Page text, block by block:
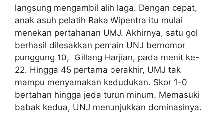
langsung mengambil alih laga. Dengan cepat,
anak asuh pelatih Raka Wipentra itu mulai
menekan pertahanan UMJ. Akhirnya, satu gol
berhasil dilesakkan pemain UNJ bernomor
punggung 10, Gillang Harjian, pada menit ke-
22. Hingga 45 pertama berakhir, UMJ tak
mampu menyamakan kedudukan. Skor 1-0
bertahan hingga jeda turun minum. Memasuki
babak kedua, UNJ menunjukkan dominasinya.